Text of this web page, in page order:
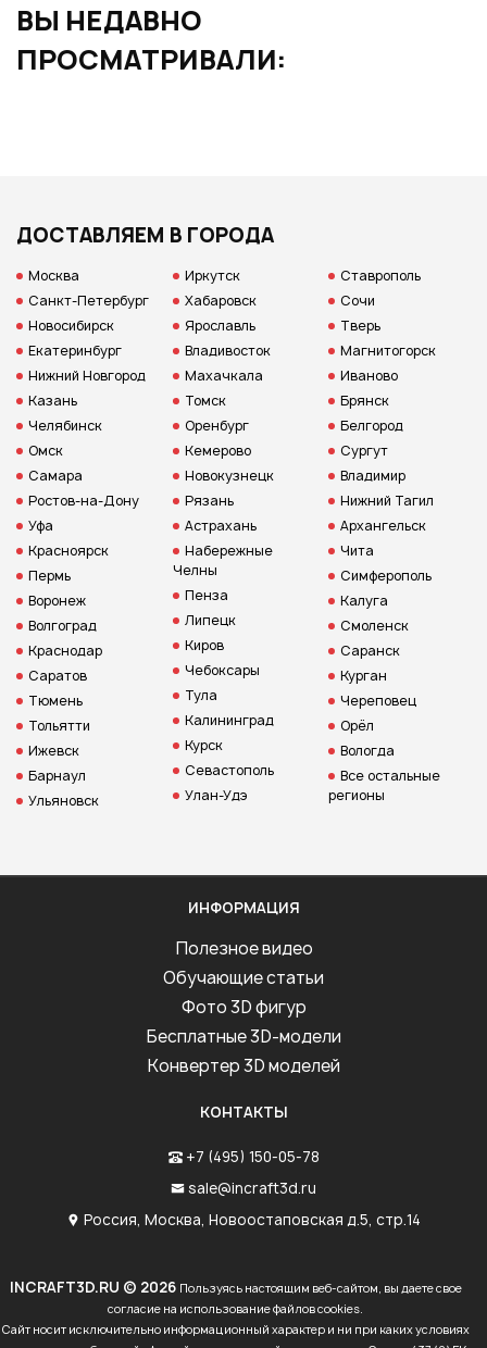
ВЫ НЕДАВНО
ПРОСМАТРИВАЛИ:
ДОСТАВЛЯЕМ В ГОРОДА
Москва
Санкт-Петербург
Новосибирск
Екатеринбург
Нижний Новгород
Казань
Челябинск
Омск
Самара
Ростов-на-Дону
Уфа
Красноярск
Пермь
Воронеж
Волгоград
Краснодар
Саратов
Тюмень
Тольятти
Ижевск
Барнаул
Ульяновск
Иркутск
Хабаровск
Ярославль
Владивосток
Махачкала
Томск
Оренбург
Кемерово
Новокузнецк
Рязань
Астрахань
Набережные
Челны
Пенза
Липецк
Киров
Чебоксары
Тула
Калининград
Курск
Севастополь
Улан-Удэ
Ставрополь
Сочи
Тверь
Магнитогорск
Иваново
Брянск
Белгород
Сургут
Владимир
Нижний Тагил
Архангельск
Чита
Симферополь
Калуга
Смоленск
Саранск
Курган
Череповец
Орёл
Вологда
Все остальные
регионы
ИНФОРМАЦИЯ
Полезное видео
Обучающие статьи
Фото 3D фигур
Бесплатные 3D-модели
Конвертер 3D моделей
КОНТАКТЫ
+7 (495) 150-05-78
sale@incraft3d.ru
Россия, Москва, Новоостаповская д.5, стр.14
INCRAFT3D.RU © 2026 Пользуясь настоящим веб-сайтом, вы даете свое
согласие на использование файлов cookies.
Сайт носит исключительно информационный характер и ни при каких условиях